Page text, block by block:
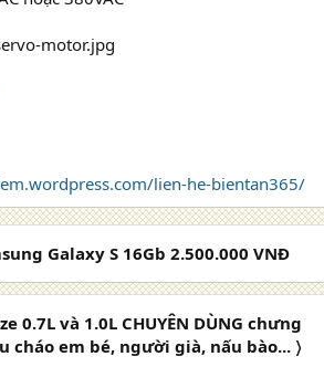
lien-he-bientan365/
Galaxy S 16Gb 2.500.000 VNĐ
0.7L và 1.0L CHUYÊN DÙNG chưng
cháo em bé, người già, nấu bào... 〉